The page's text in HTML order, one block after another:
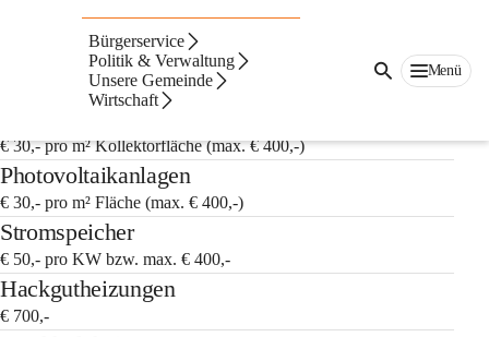
Bürgerservice
Politik & Verwaltung
Unsere Gemeinde
Wirtschaft
Menü
Förderungen
€ 30,- pro m² Kollektorfläche (max. € 400,-)
Photovoltaikanlagen
€ 30,- pro m² Fläche (max. € 400,-)
Stromspeicher
€ 50,- pro KW bzw. max. € 400,-
Hackgutheizungen
€ 700,-